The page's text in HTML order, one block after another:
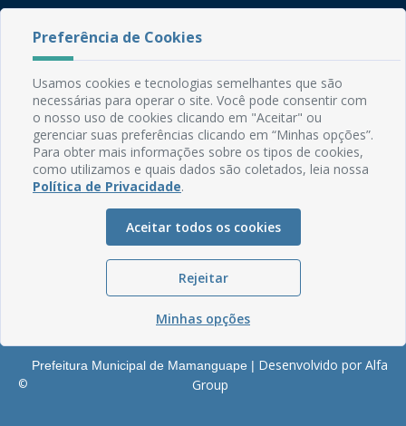
CEP: 58.280-000 - Mamanguape/PB
Fone: (83) 3292-2246
Email: comunicacao@mamanguape.pb.gov.br
Expediente: Segunda à Sexta, das 08h às 13h
Mapa do Site
Perguntas frequentes
Glossário
Serviços Internos
©
Prefeitura Municipal de Mamanguape | Desenvolvido por Alfa
Group
Preferência de Cookies
Usamos cookies e tecnologias semelhantes que são
necessárias para operar o site. Você pode consentir com
o nosso uso de cookies clicando em "Aceitar" ou
gerenciar suas preferências clicando em “Minhas opções”.
Para obter mais informações sobre os tipos de cookies,
como utilizamos e quais dados são coletados, leia nossa
Política de Privacidade.
Aceitar todos os cookies
Rejeitar
Minhas opções